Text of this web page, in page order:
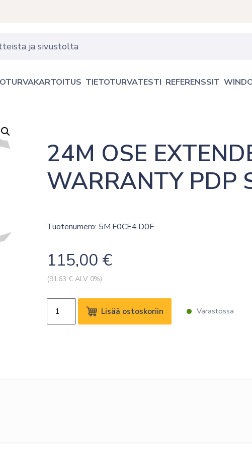
TIETOTURVATESTI REFERENSSIT
24M OSE
WARRANTY PDP
Tuotenumero: 5M.F0CE4.D0E
115,00 €
(91.63 € ALV 0%)
Varastossa
OSE
Lisää ostoskoriin